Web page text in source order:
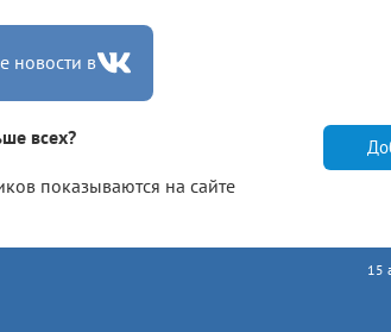
новости в
всех?
показываются на сайте
15